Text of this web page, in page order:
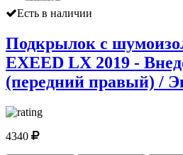
Есть в наличии
Подкрылок с
EXEED LX 2019 -
(передний правый) /
4340